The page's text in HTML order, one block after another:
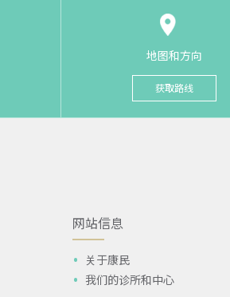
地图和方向
获取路线
网站信息
关于康民
我们的诊所和中心